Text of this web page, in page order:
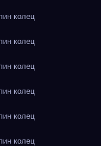
колец
колец
колец
колец
колец
колец